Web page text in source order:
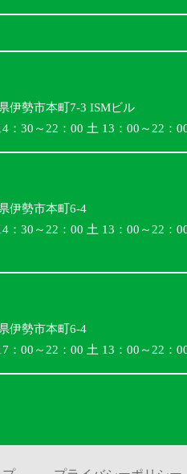
伊勢市本町7-3 ISMビル
：30～22：00 土 13：00～22：00
伊勢市本町6-4
：30～22：00 土 13：00～22：
伊勢市本町6-4
：00～22：00 土 13：00～22：00